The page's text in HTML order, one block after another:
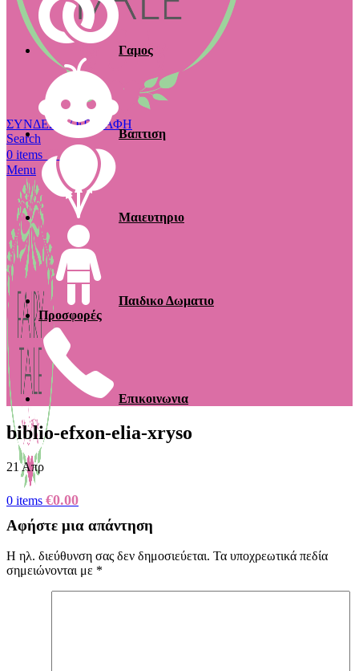
ΣΥΝΔΕΣΗ / ΕΓΓΡΑΦΗ
Search
0 items €0.00
Menu
0 items €0.00
Γαμος
Βαπτιση
Μαιευτηριο
Παιδικο Δωματιο
Προσφορές
Επικοινωνια
biblio-efxon-elia-xryso
21Απρ
Αφήστε μια απάντηση
Η ηλ. διεύθυνση σας δεν δημοσιεύεται. Τα υποχρεωτικά πεδία
σημειώνονται με *